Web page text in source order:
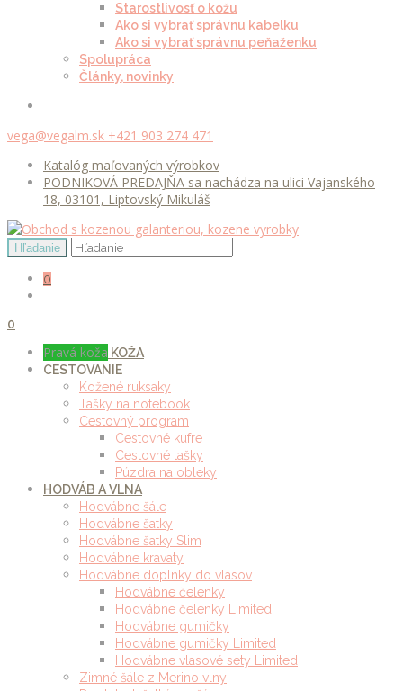
Starostlivosť o kožu
Ako si vybrať správnu kabelku
Ako si vybrať správnu peňaženku
Spolupráca
Články, novinky
vega@vegalm.sk +421 903 274 471
Katalóg maľovaných výrobkov
PODNIKOVÁ PREDAJŇA sa nachádza na ulici Vajanského
18, 03101, Liptovský Mikuláš
0
0
Pravá koža KOŽA
CESTOVANIE
Kožené ruksaky
Tašky na notebook
Cestovný program
Cestovné kufre
Cestovné tašky
Púzdra na obleky
HODVÁB A VLNA
Hodvábne šále
Hodvábne šatky
Hodvábne šatky Slim
Hodvábne kravaty
Hodvábne doplnky do vlasov
Hodvábne čelenky
Hodvábne čelenky Limited
Hodvábne gumičky
Hodvábne gumičky Limited
Hodvábne vlasové sety Limited
Zimné šále z Merino vlny